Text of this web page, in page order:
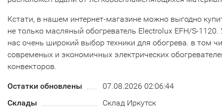
Кстати, в нашем интернет-магазине можно выгодно
не только масляный обогреватель Electrolux EFH/S-1120.
нас очень широкий выбор техники для обогрева. в том
современых и экономичных электрических
конвекторов.
Остатки обновлены
07.08.2026 02:06:44
Склады
Склад Иркутск